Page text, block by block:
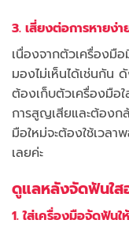
3. เสี่ยงต่อการหายง่า
เนื่องจากตัวเครื่องมื
มองไม่เห็นได้เช่นกัน
ต้องเก็บตัวเครื่องมือ
การสูญเสียและต้องก
มือใหม่จะต้องใช้เวล
เลยค่ะ
ดูแลหลังจัดฟันใส
1. ใส่เครื่องมือจัดฟันใ